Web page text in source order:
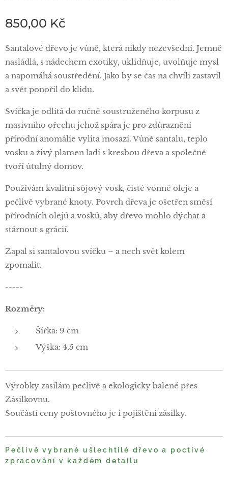
850,00 Kč
Santalové dřevo je vůně, která nikdy nezevšední. Jemně
nasládlá, s nádechem exotiky, uklidňuje, uvolňuje mysl
a napomáhá soustředění. Jako by se čas na chvíli zastavil
a svět ponořil do klidu.
Svíčka je odlitá do ručně soustruženého korpusu z
masivního ořechu jehož spára je pro zdůraznění
přírodní anomálie vylita mosazí. Vůně santalu, teplo
vosku a živý plamen ladí s kresbou dřeva a společně
tvoří útulný domov.
Používám kvalitní sójový vosk, čisté vonné oleje a
pečlivě vybrané knoty. Povrch dřeva je ošetřen směsí
přírodních olejů a vosků, aby dřevo mohlo dýchat a
stárnout s grácií.
Zapal si santalovou svíčku – a nech svět kolem
zpomalit.
-----
Rozměry:
Šířka: 9 cm
Výška: 4,5 cm
Výrobky zasílám pečlivě a ekologicky balené přes
Zásilkovnu.
Součástí ceny poštovného je i pojištění zásilky.
Pečlivě vybrané ušlechtilé dřevo a poctivé
zpracování v každém detailu